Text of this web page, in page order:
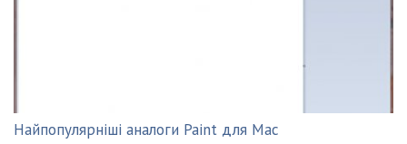
Найпопулярніші аналоги Paint для Mac